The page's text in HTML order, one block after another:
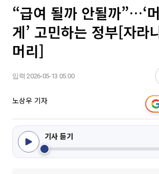
“급여 될까 안될까”…‘
게’ 고민하는 정부[자라
머리]
입력 2026-05-13 05:00
노상우 기자
기사 듣기